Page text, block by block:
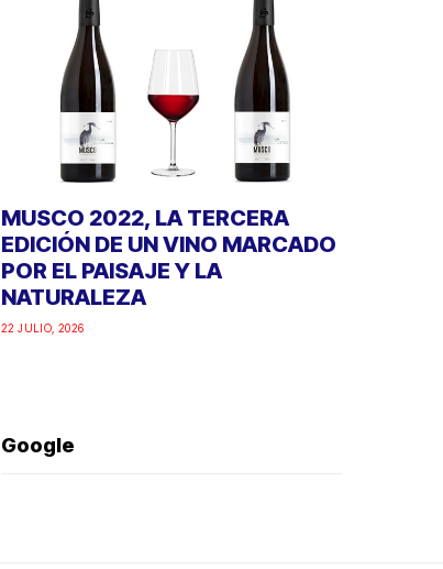
MUSCO 2022, LA TERCERA
EDICIÓN DE UN VINO MARCADO
POR EL PAISAJE Y LA
NATURALEZA
22 JULIO, 2026
Google